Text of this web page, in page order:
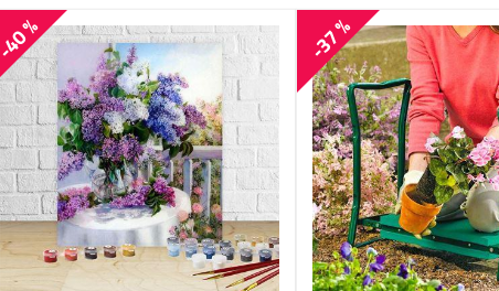
-40 % -37 %